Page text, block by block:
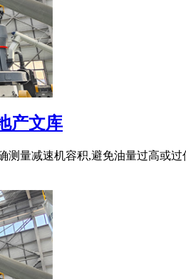
产文库
测量减速机容积,避免油量过高或